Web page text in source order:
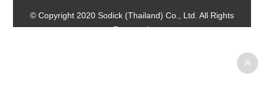
© Copyright 2020 Sodick (Thailand) Co., Ltd. All Rights
Reserved.